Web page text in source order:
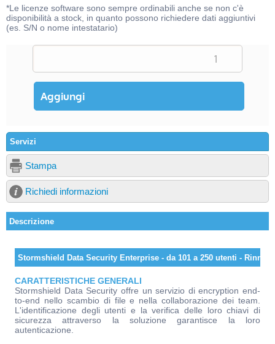
*Le licenze software sono sempre ordinabili anche se non c'è
disponibilità a stock, in quanto possono richiedere dati aggiuntivi
(es. S/N o nome intestatario)
Servizi
Stampa
Richiedi informazioni
Descrizione
Stormshield Data Security Enterprise - da 101 a 250 utenti -
CARATTERISTICHE GENERALI
Stormshield Data Security offre un servizio di encryption end-
to-end nello scambio di file e nella collaborazione dei team.
L'identificazione degli utenti e la verifica delle loro chiavi di
sicurezza attraverso la soluzione garantisce la loro
autenticazione.